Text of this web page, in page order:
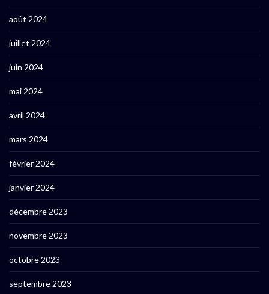
août 2024
juillet 2024
juin 2024
mai 2024
avril 2024
mars 2024
février 2024
janvier 2024
décembre 2023
novembre 2023
octobre 2023
septembre 2023